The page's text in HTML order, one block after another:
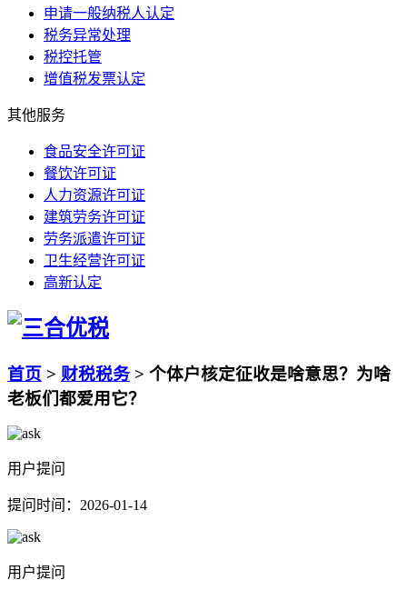
申请一般纳税人认定
税务异常处理
税控托管
增值税发票认定
其他服务
食品安全许可证
餐饮许可证
人力资源许可证
建筑劳务许可证
劳务派遣许可证
卫生经营许可证
高新认定
首页 > 财税税务 > ​个体户核定征收是啥意思？为啥
老板们都爱用它？
用户提问
提问时间：2026-01-14
用户提问